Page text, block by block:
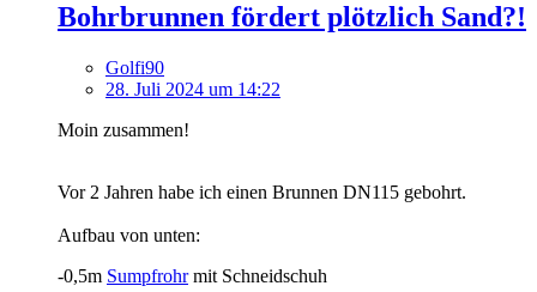
Bohrbrunnen fördert plötzlich Sand?!
Golfi90
28. Juli 2024 um 14:22
Moin zusammen!
Vor 2 Jahren habe ich einen Brunnen DN115 gebohrt.
Aufbau von unten:
-0,5m Sumpfrohrmit Schneidschuh